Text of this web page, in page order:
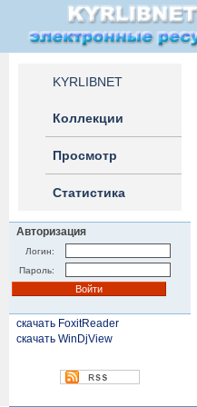
KYRLIBNET
Коллекции
Просмотр
Статистика
Авторизация
Логин:
Пароль:
скачать FoxitReader
скачать WinDjView